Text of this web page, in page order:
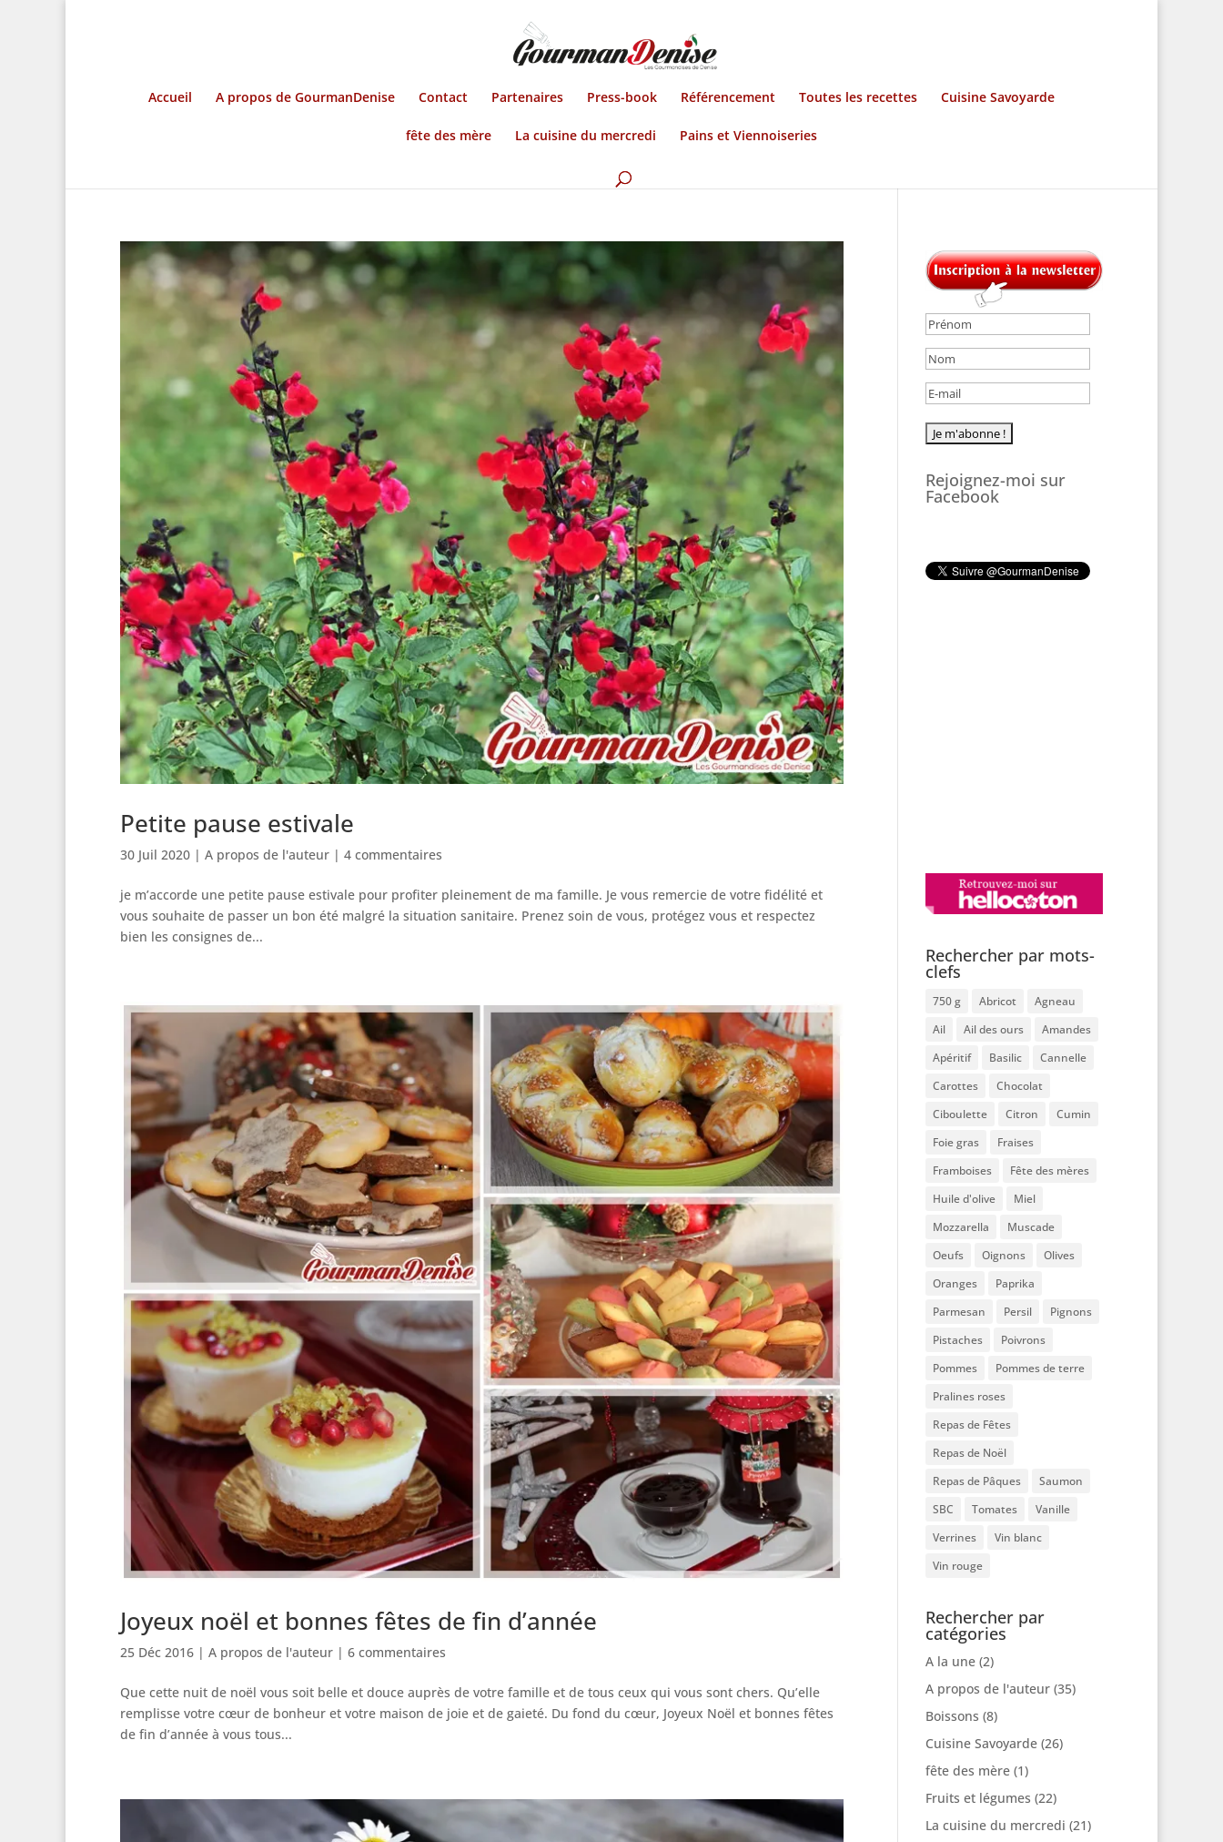
Accueil A propos de GourmanDenise Contact Partenaires Press-book Référencement Toutes les recettes Cuisine Savoyarde
fête des mère La cuisine du mercredi Pains et Viennoiseries
Petite pause estivale
30 Juil 2020 | A propos de l'auteur | 4 commentaires
je m’accorde une petite pause estivale pour profiter pleinement de ma famille. Je vous remercie de votre fidélité et
vous souhaite de passer un bon été malgré la situation sanitaire. Prenez soin de vous, protégez vous et respectez
bien les consignes de...
Joyeux noël et bonnes fêtes de fin d’année
25 Déc 2016 | A propos de l'auteur | 6 commentaires
Que cette nuit de noël vous soit belle et douce auprès de votre famille et de tous ceux qui vous sont chers. Qu’elle
remplisse votre cœur de bonheur et votre maison de joie et de gaieté. Du fond du cœur, Joyeux Noël et bonnes fêtes
de fin d’année à vous tous...
Rejoignez-moi sur
Facebook
Rechercher par mots-
clefs
750 g Abricot
Agneau
Ail
Ail des ours
Amandes
Apéritif
Basilic
Cannelle
Carottes
Chocolat
Ciboulette
Citron
Cumin
Foie gras
Fraises
Framboises
Fête des mères
Huile d'olive
Miel
Mozzarella
Muscade
Oeufs
Oignons
Olives
Oranges
Paprika
Parmesan
Persil
Pignons
Pistaches
Poivrons
Pommes
Pommes de terre
Pralines roses
Repas de Fêtes
Repas de Noël
Repas de Pâques
Saumon
SBC
Tomates
Vanille
Verrines
Vin blanc
Vin rouge
Rechercher par
catégories
A la une(2)
A propos de l'auteur(35)
Boissons (8)
Cuisine Savoyarde(26)
fête des mère(1)
Fruits et légumes (22)
La cuisine du mercredi (21)